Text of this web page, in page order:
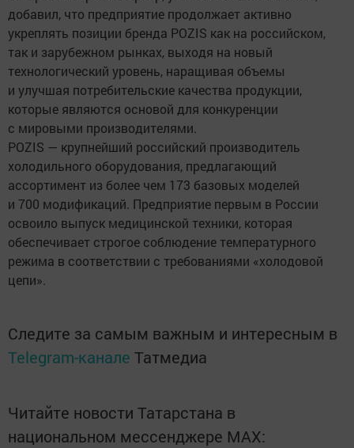
добавил, что предприятие продолжает активно
укреплять позиции бренда POZIS как на российском,
так и зарубежном рынках, выходя на новый
технологический уровень, наращивая объемы
и улучшая потребительские качества продукции,
которые являются основой для конкуренции
с мировыми производителями.
POZIS — крупнейший российский производитель
холодильного оборудования, предлагающий
ассортимент из более чем 173 базовых моделей
и 700 модификаций. Предприятие первым в России
освоило выпуск медицинской техники, которая
обеспечивает строгое соблюдение температурного
режима в соответствии с требованиями «холодовой
цепи».
Следите за самым важным и интересным в
Telegram-канале Татмедиа
Читайте новости Татарстана в
национальном мессенджере MАХ: